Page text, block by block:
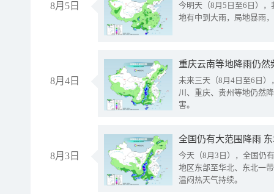
8月5日
今明天（8月5日至6日）
地有中到大雨，局地暴雨
8月4日
重庆云南等地降雨仍然
未来三天（8月4日至6日
川、重庆、贵州等地仍然
害。
8月3日
全国仍有大范围降雨
今天（8月3日），全国仍
地区东部至华北、东北一
温闷热天气持续。